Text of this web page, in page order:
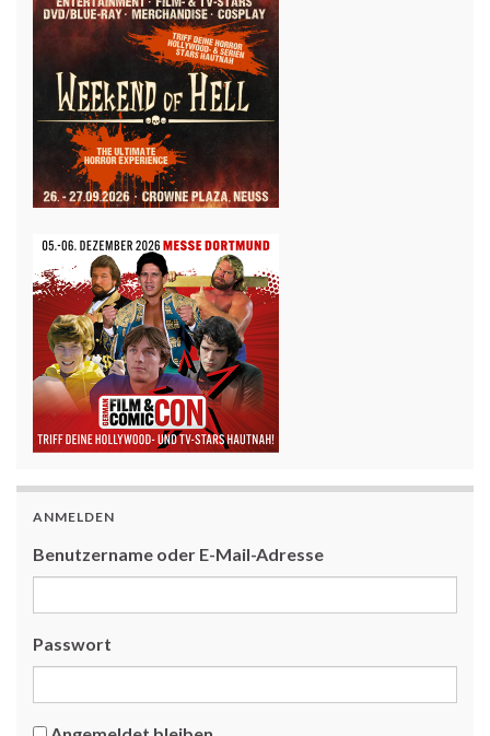
ANMELDEN
Benutzername oder E-Mail-Adresse
Passwort